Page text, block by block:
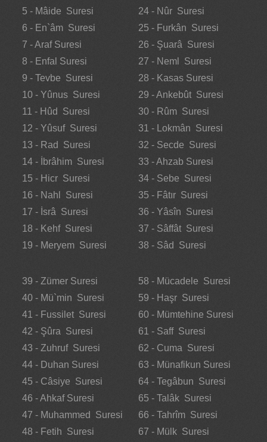
5 - Mâide Suresi
6 - En`âm Suresi
7 - Araf Suresi
8 - Enfal Suresi
9 - Tevbe Suresi
10 - Yûnus Suresi
11 - Hûd Suresi
12 - Yûsuf Suresi
13 - Rad Suresi
14 - İbrâhim Suresi
15 - Hicr Suresi
16 - Nahl Suresi
17 - İsrâ Suresi
18 - Kehf Suresi
19 - Meryem Suresi
24 - Nûr Suresi
25 - Furkân Suresi
26 - Şuarâ Suresi
27 - Neml Suresi
28 - Kasas Suresi
29 - Ankebût Suresi
30 - Rûm Suresi
31 - Lokmân Suresi
32 - Secde Suresi
33 - Ahzab Suresi
34 - Sebe Suresi
35 - Fâtır Suresi
36 - Yâsîn Suresi
37 - Sâffât Suresi
38 - Sâd Suresi
39 - Zümer Suresi
40 - Mü`min Suresi
41 - Fussilet Suresi
42 - Şûra Suresi
43 - Zuhruf Suresi
44 - Duhan Suresi
45 - Câsiye Suresi
46 - Ahkaf Suresi
47 - Muhammed Suresi
48 - Fetih Suresi
58 - Mücadele Suresi
59 - Haşr Suresi
60 - Mümtehine Suresi
61 - Saff Suresi
62 - Cuma Suresi
63 - Münafikun Suresi
64 - Tegâbun Suresi
65 - Talâk Suresi
66 - Tahrîm Suresi
67 - Mülk Suresi